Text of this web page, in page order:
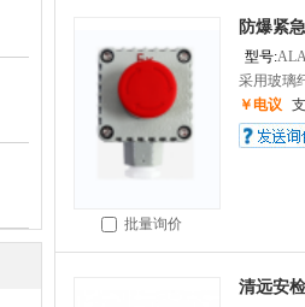
批量询价
防爆紧
型号:
采用玻璃
￥电议
清远安